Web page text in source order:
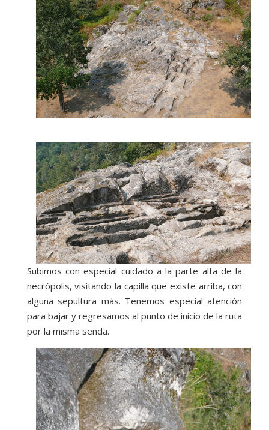
Subimos con especial cuidado a la parte alta de la
necrópolis, visitando la capilla que existe arriba, con
alguna sepultura más. Tenemos especial atención
para bajar y regresamos al punto de inicio de la ruta
por la misma senda.